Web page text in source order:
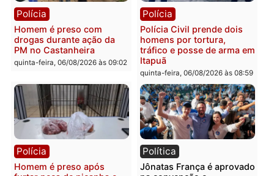
Homem é esfaqueado no
tórax durante briga com
vizinho no bairro Ulysses
Guimarães
quinta-feira, 06/08/2026 às 09:24
Três suspeitos ligados a
facção criminosa são
presos por receptação e
adulteração de veículos
em Porto Velho
quinta-feira, 06/08/2026 às
Polícia Polícia